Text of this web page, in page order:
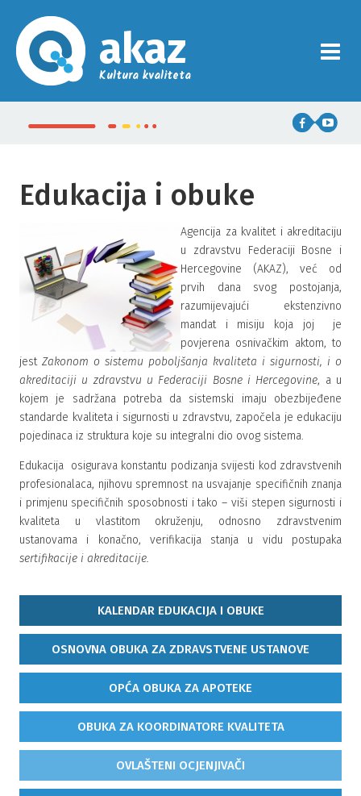
akaz
Kultura kvaliteta
Edukacija i obuke
Agencija za kvalitet i akreditaciju
u zdravstvu Federaciji Bosne i
Hercegovine (AKAZ), već od
prvih dana svog postojanja,
razumijevajući ekstenzivno
mandat i misiju koja joj je
povjerena osnivačkim aktom, to
jest Zakonom o sistemu poboljšanja kvaliteta i sigurnosti, i o
akreditaciji u zdravstvu u Federaciji Bosne i Hercegovine, a u
kojem je sadržana potreba da sistemski imaju obezbijeđene
standarde kvaliteta i sigurnosti u zdravstvu, započela je edukaciju
pojedinaca iz struktura koje su integralni dio ovog sistema.
Edukacija osigurava konstantu podizanja svijesti kod zdravstvenih
profesionalaca, njihovu spremnost na usvajanje specifičnih znanja
i primjenu specifičnih sposobnosti i tako – viši stepen sigurnosti i
kvaliteta u vlastitom okruženju, odnosno zdravstvenim
ustanovama i konačno, verifikacija stanja u vidu postupaka
sertifikacije i akreditacije.
KALENDAR EDUKACIJA I OBUKE
OSNOVNA OBUKA ZA ZDRAVSTVENE USTANOVE
OPĆA OBUKA ZA APOTEKE
OBUKA ZA KOORDINATORE KVALITETA
OVLAŠTENI OCJENJIVAČI